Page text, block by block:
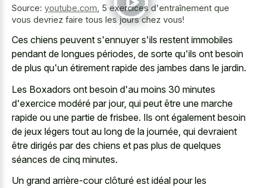
Source: youtube.com 5 exercices d'entraînement que
vous devriez faire tous les jours chez vous!
Ces chiens peuvent s'ennuyer s'ils restent immobiles
pendant de longues périodes, de sorte qu'ils ont besoin
de plus qu'un étirement rapide des jambes dans le jardin.
Les Boxadors ont besoin d'au moins 30 minutes
d'exercice modéré par jour, qui peut être une marche
rapide ou une partie de frisbee. Ils ont également besoin
de jeux légers tout au long de la journée, qui devraient
être dirigés par des chiens et pas plus de quelques
séances de cinq minutes.
Un grand arrière-cour clôturé est idéal pour les